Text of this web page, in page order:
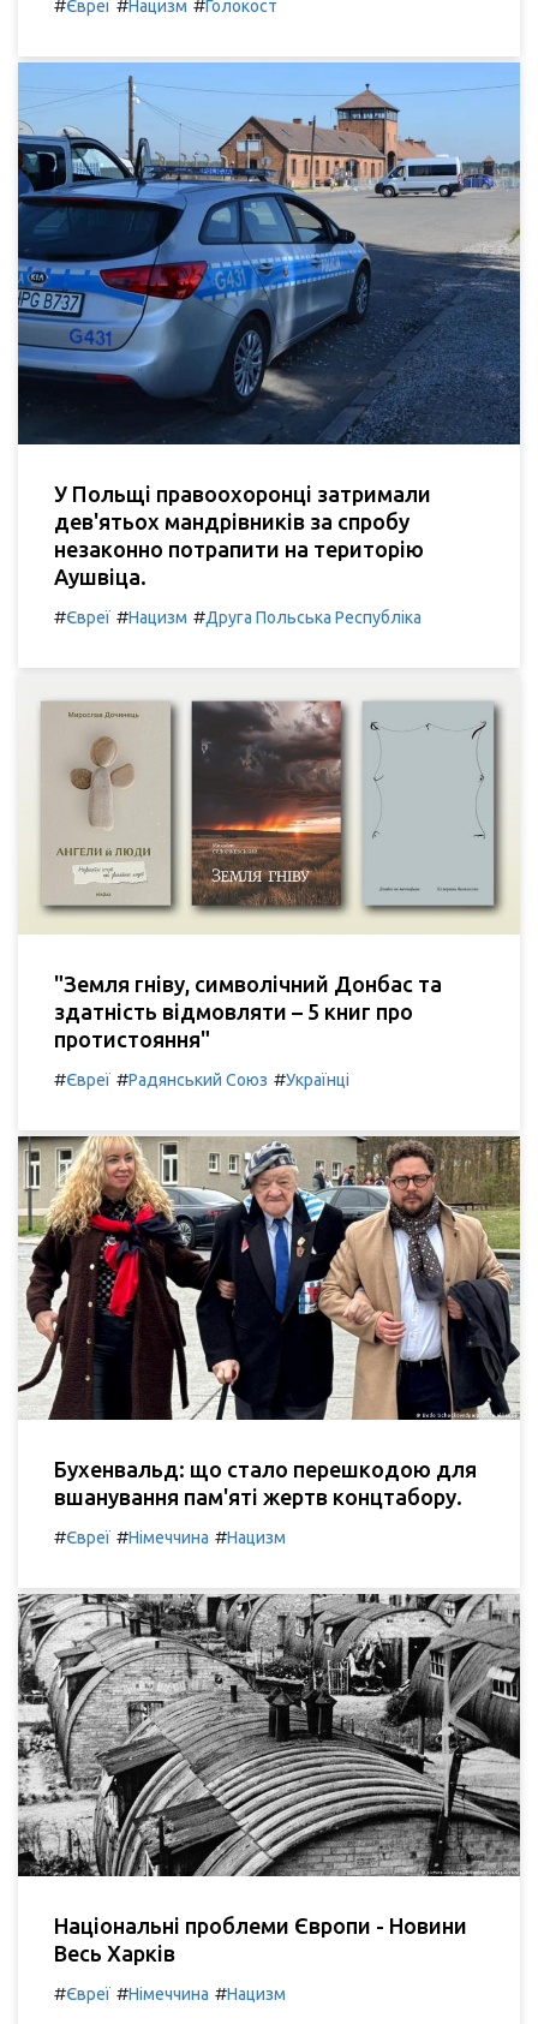
#Євреї #Нацизм #Голокост
У Польщі правоохоронці затримали
дев'ятьох мандрівників за спробу
незаконно потрапити на територію
Аушвіца.
#Євреї #Нацизм #Друга Польська Республіка
"Земля гніву, символічний Донбас та
здатність відмовляти – 5 книг про
протистояння"
#Євреї #Радянський Союз #Українці
Бухенвальд: що стало перешкодою для
вшанування пам'яті жертв концтабору.
#Євреї #Німеччина #Нацизм
Національні проблеми Європи - Новини
Весь Харків
#Євреї #Німеччина #Нацизм